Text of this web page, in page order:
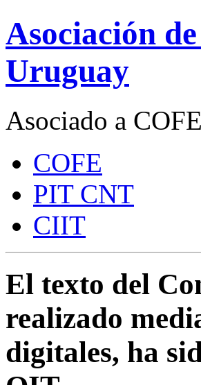
Asociación
Uruguay
Asociado a
COFE
PIT CNT
CIIT
El texto del
realizado
digitales, ha